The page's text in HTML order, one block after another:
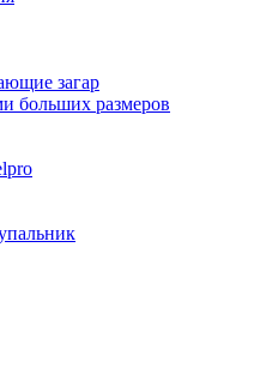
загар
больших размеров